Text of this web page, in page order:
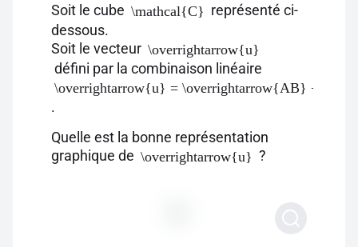
Pour profiter de 10 contenus offerts.
Soit le cube \mathcal{C} représenté ci-
dessous.
Soit le vecteur \overrightarrow{u}
défini par la combinaison linéaire
\overrightarrow{u} = \overrightarrow{AB} +
.
Quelle est la bonne représentation
graphique de \overrightarrow{u} ?